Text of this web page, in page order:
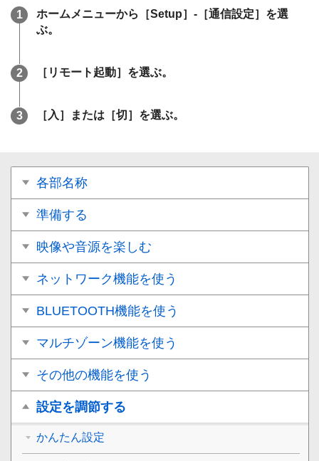
ホームメニューから［Setup］-［通信設定］を選
ぶ。
［ リモート起動］を選ぶ。
［ 入 ］または［切 ］を選ぶ。
各部名称
準備する
映像や音源を楽しむ
ネットワーク機能を使う
BLUETOOTH機能を使う
マルチゾーン機能を使う
その他の機能を使う
設定を調節する
かんたん設定